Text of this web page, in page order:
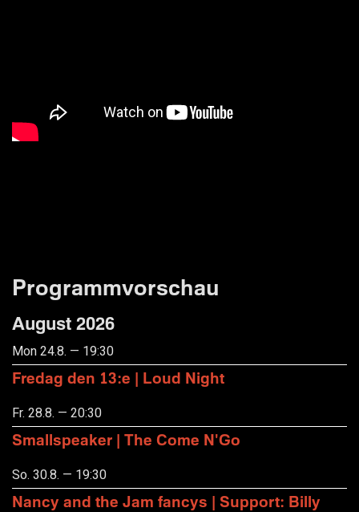
Programmvorschau
August 2026
Mon 24.8. — 19:30
Fredag den 13:e | Loud Night
Fr. 28.8. — 20:30
Smallspeaker | The Come N'Go
So. 30.8. — 19:30
Nancy and the Jam fancys | Support: Billy